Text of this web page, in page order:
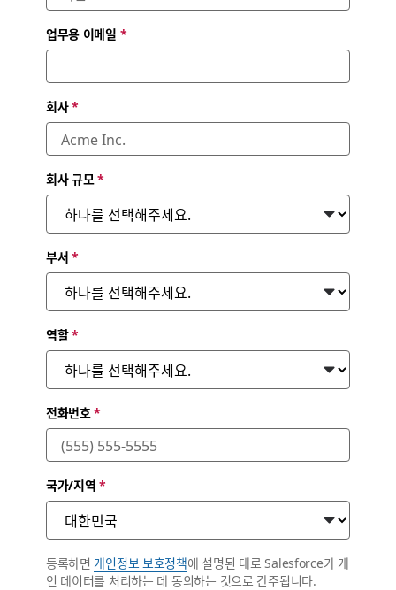
업무용 이메일 *
회사*
회사 규모*
부서 *
역할*
전화번호*
국가/지역 *
등록하면 개인정보 보호정책에 설명된 대로 Salesforce가 개
인 데이터를 처리하는 데 동의하는 것으로 간주됩니다.